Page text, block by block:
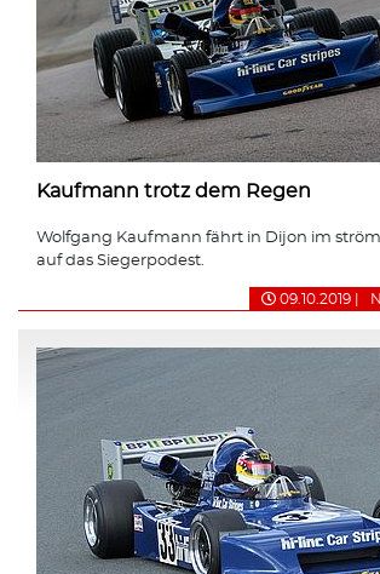
Kaufmann trotz dem Regen
Wolfgang Kaufmann fährt in Dijon im
auf das Siegerpodest.
09.10.2019